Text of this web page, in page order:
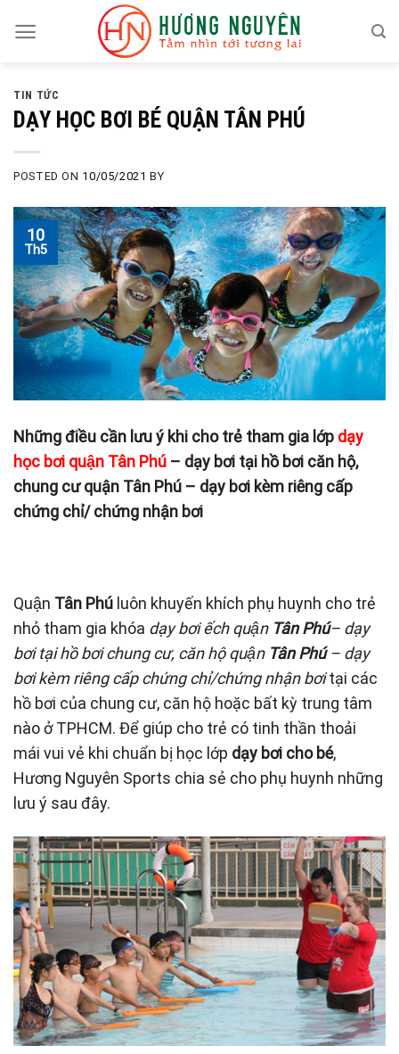
TIN TỨC
DẠY HỌC BƠI BÉ QUẬN TÂN PHÚ
POSTED ON 10/05/2021 BY
10
Th5
Những điều cần lưu ý khi cho trẻ tham gia lớp dạy
học bơi quận Tân Phú – dạy bơi tại hồ bơi căn hộ,
chung cư quận Tân Phú – dạy bơi kèm riêng cấp
chứng chỉ/ chứng nhận bơi
Quận Tân Phú luôn khuyến khích phụ huynh cho trẻ
nhỏ tham gia khóa dạy bơi ếch quận Tân Phú– dạy
bơi tại hồ bơi chung cư, căn hộ quận Tân Phú– dạy
bơi kèm riêng cấp chứng chỉ/chứng nhận bơitại các
hồ bơi của chung cư, căn hộ hoặc bất kỳ trung tâm
nào ở TPHCM. Để giúp cho trẻ có tinh thần thoải
mái vui vẻ khi chuẩn bị học lớp dạy bơi cho bé,
Hương Nguyên Sports chia sẻ cho phụ huynh những
lưu ý sau đây.